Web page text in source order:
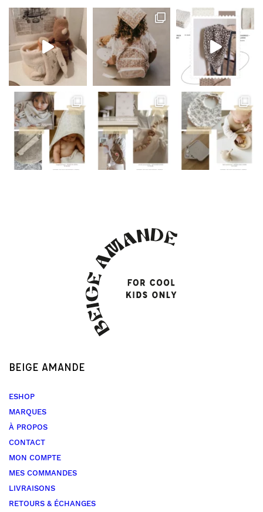
BEIGE AMANDE
ESHOP
MARQUES
À PROPOS
CONTACT
MON COMPTE
MES COMMANDES
LIVRAISONS
RETOURS & ÉCHANGES